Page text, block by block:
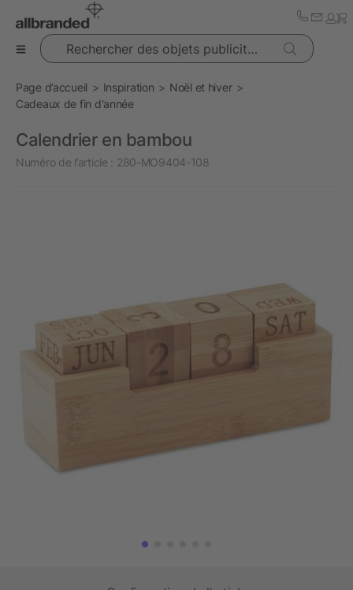
Rechercher des objets publicitaires
Page d’accueil Inspiration
Noël et hiver
Cadeaux de fin d'année
Calendrier en bambou
Numéro de l’article : 280-MO9404-108